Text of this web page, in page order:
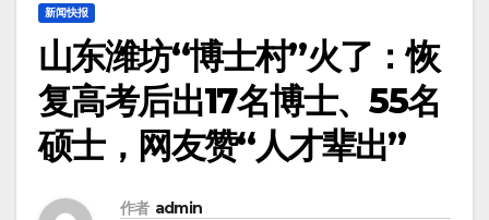
新闻快报
山东潍坊“博士村”火了：恢
复高考后出17名博士、55名
硕士，网友赞“人才辈出”
作者 admin